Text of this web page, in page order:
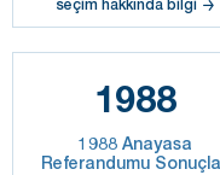
seçim hakkında bilgi
1988
1988 Anayasa
Referandumu